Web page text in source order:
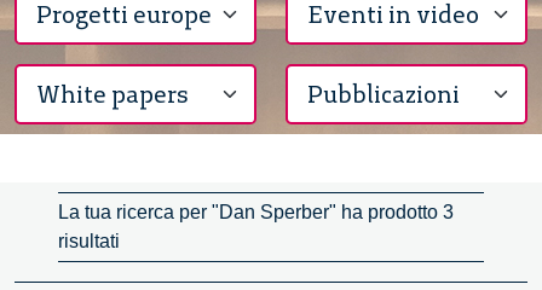
La tua ricerca per "Dan Sperber" ha prodotto 3
risultati